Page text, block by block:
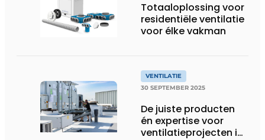
Totaaloplossing voor
residentiële ventilatie
voor élke vakman
VENTILATIE
30 SEPTEMBER 2025
De juiste producten
én expertise voor
ventilatieprojecten in